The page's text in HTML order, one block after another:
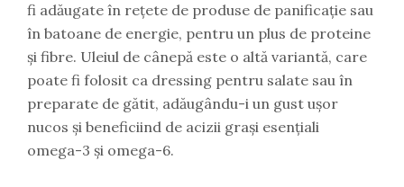
fi adăugate în rețete de produse de panificație sau
în batoane de energie, pentru un plus de proteine
și fibre. Uleiul de cânepă este o altă variantă, care
poate fi folosit ca dressing pentru salate sau în
preparate de gătit, adăugându-i un gust ușor
nucos și beneficiind de acizii grași esențiali
omega-3 și omega-6.